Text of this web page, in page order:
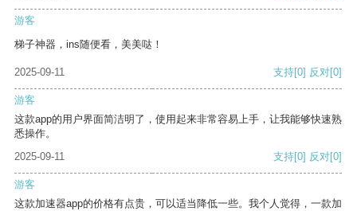
游客
梯子神器，ins随便看，美美哒！
2025-09-11 支持[0] 反对[0]
游客
这款app的用户界面简洁明了，使用起来非常容易上手，让我能够快速熟
悉操作。
2025-09-11
支持[0] 反对[0]
游客
这款加速器app的价格有点贵，可以适当降低一些。我个人觉得，一款加